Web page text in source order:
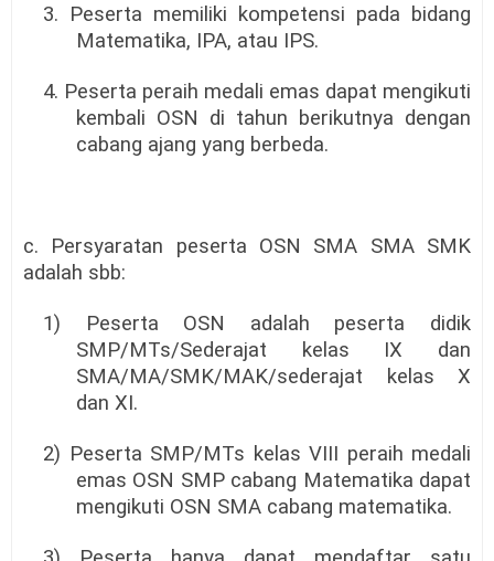
3. Peserta memiliki kompetensi pada bidang
Matematika, IPA, atau IPS.
4. Peserta peraih medali emas dapat mengikuti
kembali OSN di tahun berikutnya dengan
cabang ajang yang berbeda.
c. Persyaratan peserta OSN SMA SMA SMK
adalah sbb:
1) Peserta OSN adalah peserta didik
SMP/MTs/Sederajat kelas IX dan
SMA/MA/SMK/MAK/sederajat kelas X
dan XI.
2) Peserta SMP/MTs kelas VIII peraih medali
emas OSN SMP cabang Matematika dapat
mengikuti OSN SMA cabang matematika.